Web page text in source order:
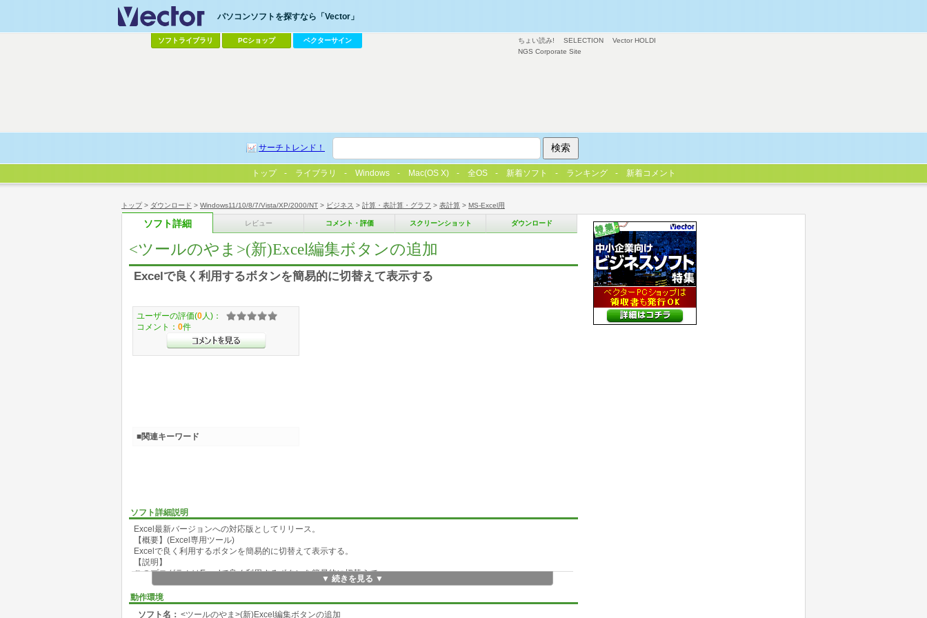
トップ> ダウンロード > Windows11/10/8/7/Vista/XP/2000/NT > ビジネス > 計算・表計算・グラフ > 表計算 > MS-Excel用
ソフト詳細 レビュー コメント・評価 スクリーンショット ダウンロード
<ツールのやま>(新)Excel編集ボタンの追加
Excelで良く利用するボタンを簡易的に切替えて表示する
ソフト詳細説明
Excel最新バージョンへの対応版としてリリース。
【概要】(Excel専用ツール)
Excelで良く利用するボタンを簡易的に切替えて表示する。
【説明】
このプログラムはExcelで良く利用するボタンを簡易的に切替えて
小さな領域で編集ボタンを表示させるものです。
コマンドボタンのクリックにて表示・非表示を切り替えることができます。
表示されるボタンの内容は固定です。
▼ 続きを見る ▼
動作環境
ソフト名： <ツールのやま>(新)Excel編集ボタンの追加
ユーザーの評価(0 人)：
コメント： 0件
■関連キーワード
ちょい読み! SELECTION
Vector HOLDI
NGS Corporate Site
パソコンソフトを探すなら「Vector」
ソフトライブラリ PCショップ ベクターサイン
サーチトレンド！
トップ ライブラリ Windows Mac(OS X) 全OS 新着ソフト ランキング 新着コメント